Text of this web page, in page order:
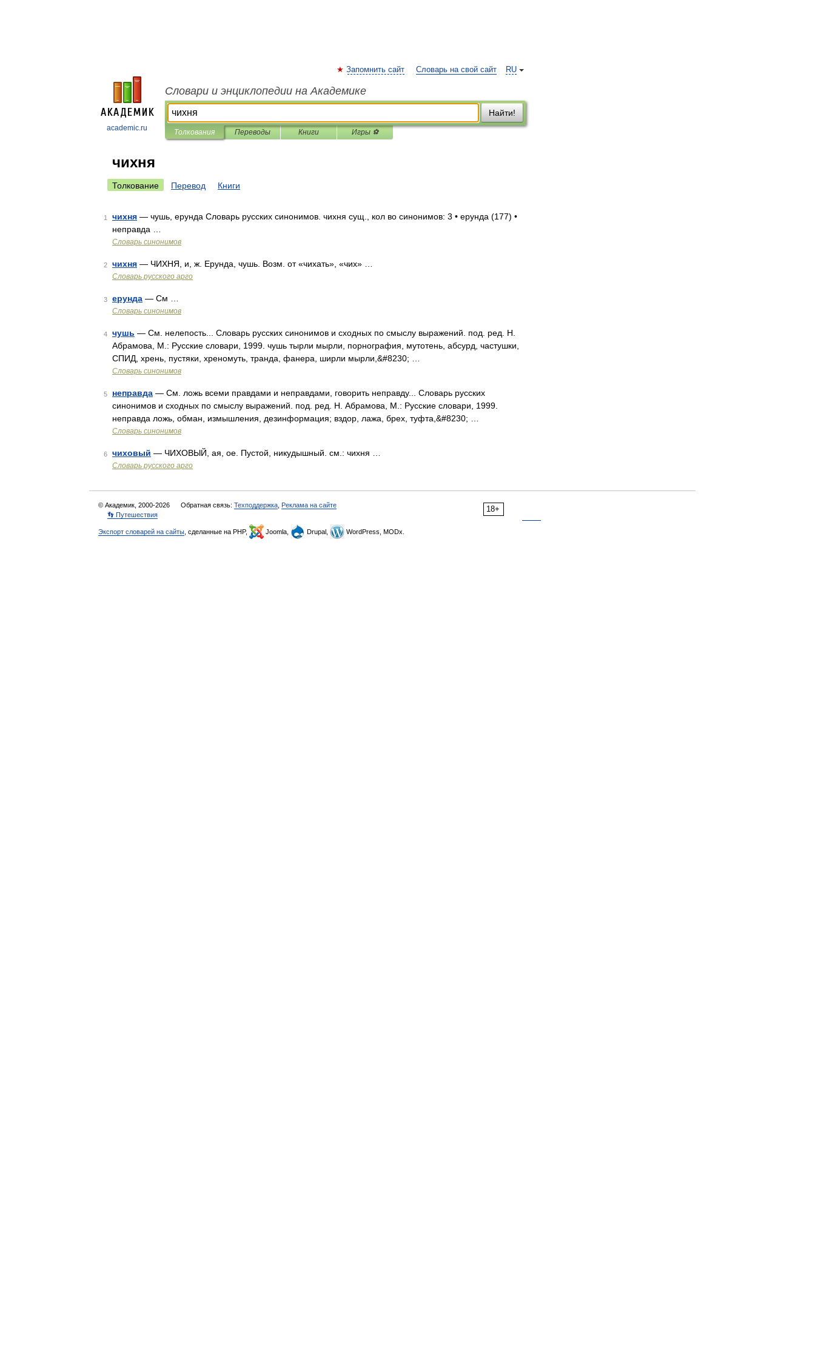
academic.ru
RU
Запомнить сайт Словарь на свой сайт
Словари и энциклопедии на Академике
Найти!
Толкования Переводы Книги Игры ⚽
чихня
Толкование Перевод Книги
1 чихня — чушь, ерунда Словарь русских синонимов. чихня сущ., кол во синонимов: 3 • ерунда (177) •
неправда …
Словарь синонимов
2 чихня — ЧИХНЯ, и, ж. Ерунда, чушь. Возм. от «чихать», «чих» …
Словарь русского арго
3 ерунда — См …
Словарь синонимов
4 чушь — См. нелепость... Словарь русских синонимов и сходных по смыслу выражений. под. ред. Н.
Абрамова, М.: Русские словари, 1999. чушь тырли мырли, порнография, мутотень, абсурд, частушки,
СПИД, хрень, пустяки, хреномуть, транда, фанера, ширли мырли,&#8230; …
Словарь синонимов
5 неправда — См. ложь всеми правдами и неправдами, говорить неправду... Словарь русских
синонимов и сходных по смыслу выражений. под. ред. Н. Абрамова, М.: Русские словари, 1999.
неправда ложь, обман, измышления, дезинформация; вздор, лажа, брех, туфта,&#8230; …
Словарь синонимов
6 чиховый — ЧИХОВЫЙ, ая, ое. Пустой, никудышный. см.: чихня …
Словарь русского арго
18+
© Академик, 2000-2026 Обратная связь: Техподдержка Реклама на сайте
👣 Путешествия
Экспорт словарей на сайты , сделанные на PHP, Joomla, Drupal, WordPress, MODx.